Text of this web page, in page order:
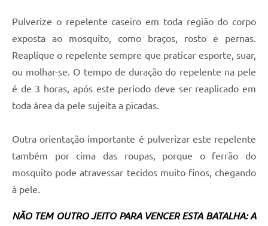
Pulverize o repelente caseiro em toda região do corpo
exposta ao mosquito, como braços, rosto e pernas.
Reaplique o repelente sempre que praticar esporte, suar,
ou molhar-se. O tempo de duração do repelente na pele
é de 3 horas, após este período deve ser reaplicado em
toda área da pele sujeita a picadas.
Outra orientação importante é pulverizar este repelente
também por cima das roupas, porque o ferrão do
mosquito pode atravessar tecidos muito finos, chegando
à pele.
NÃO TEM OUTRO JEITO PARA VENCER ESTA BATALHA: A